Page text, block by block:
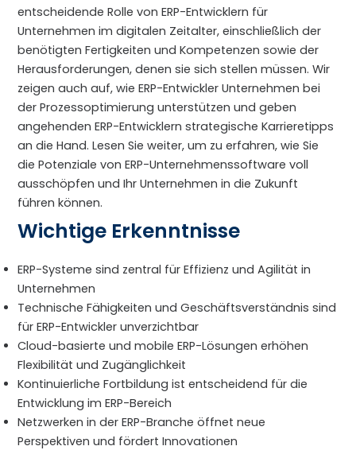
entscheidende Rolle von ERP-Entwicklern für
Unternehmen im digitalen Zeitalter, einschließlich der
benötigten Fertigkeiten und Kompetenzen sowie der
Herausforderungen, denen sie sich stellen müssen. Wir
zeigen auch auf, wie ERP-Entwickler Unternehmen bei
der Prozessoptimierung unterstützen und geben
angehenden ERP-Entwicklern strategische Karrieretipps
an die Hand. Lesen Sie weiter, um zu erfahren, wie Sie
die Potenziale von ERP-Unternehmenssoftware voll
ausschöpfen und Ihr Unternehmen in die Zukunft
führen können.
Wichtige Erkenntnisse
ERP-Systeme sind zentral für Effizienz und Agilität in
Unternehmen
Technische Fähigkeiten und Geschäftsverständnis sind
für ERP-Entwickler unverzichtbar
Cloud-basierte und mobile ERP-Lösungen erhöhen
Flexibilität und Zugänglichkeit
Kontinuierliche Fortbildung ist entscheidend für die
Entwicklung im ERP-Bereich
Netzwerken in der ERP-Branche öffnet neue
Perspektiven und fördert Innovationen